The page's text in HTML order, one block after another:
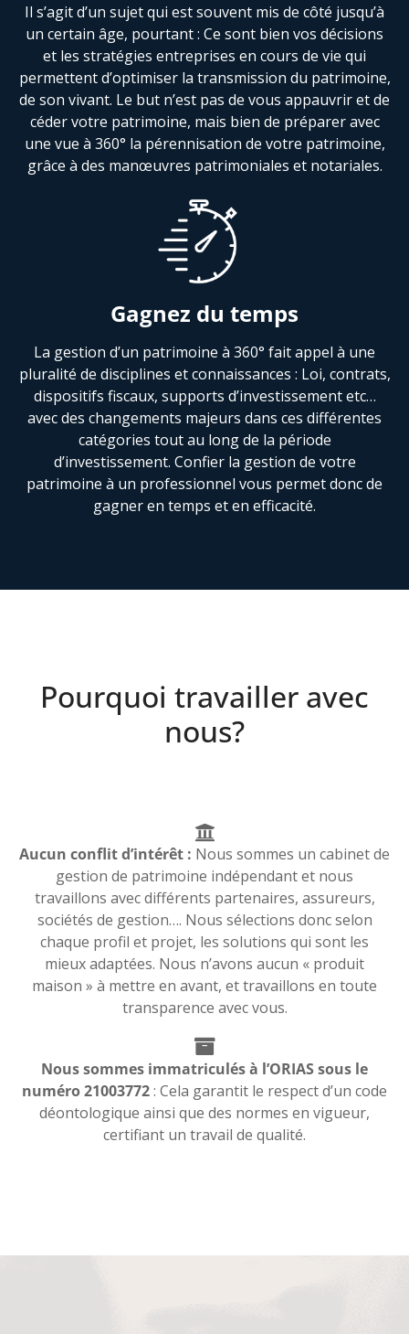
Il s’agit d’un sujet qui est souvent mis de côté jusqu’à
un certain âge, pourtant : Ce sont bien vos décisions
et les stratégies entreprises en cours de vie qui
permettent d’optimiser la transmission du patrimoine,
de son vivant. Le but n’est pas de vous appauvrir et de
céder votre patrimoine, mais bien de préparer avec
une vue à 360° la pérennisation de votre patrimoine,
grâce à des manœuvres patrimoniales et notariales.
Gagnez du temps
La gestion d’un patrimoine à 360° fait appel à une
pluralité de disciplines et connaissances : Loi, contrats,
dispositifs fiscaux, supports d’investissement etc…
avec des changements majeurs dans ces différentes
catégories tout au long de la période
d’investissement. Confier la gestion de votre
patrimoine à un professionnel vous permet donc de
gagner en temps et en efficacité.
Pourquoi travailler avec
nous?
Aucun conflit d’intérêt : Nous sommes un cabinet de
gestion de patrimoine indépendant et nous
travaillons avec différents partenaires, assureurs,
sociétés de gestion…. Nous sélections donc selon
chaque profil et projet, les solutions qui sont les
mieux adaptées. Nous n’avons aucun « produit
maison » à mettre en avant, et travaillons en toute
transparence avec vous.
Nous sommes immatriculés à l’ORIAS sous le
numéro 21003772: Cela garantit le respect d’un code
déontologique ainsi que des normes en vigueur,
certifiant un travail de qualité.